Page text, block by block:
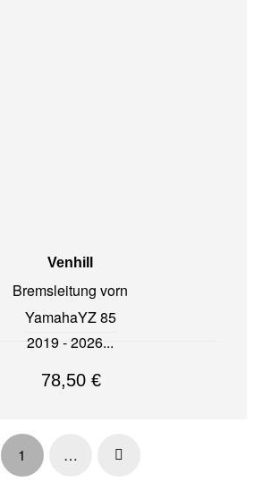
Venhill
Bremsleitung vorn
YamahaYZ 85
2019 - 2026
78,50 €
1 … Next